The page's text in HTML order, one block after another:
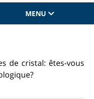
MENU
de cristal: êtes-vous